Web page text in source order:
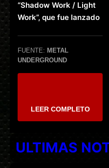
“Shadow Work / Light
Work”, que fue lanzado
FUENTE: METAL
UNDERGROUND
LEER COMPLETO
ULTIMAS